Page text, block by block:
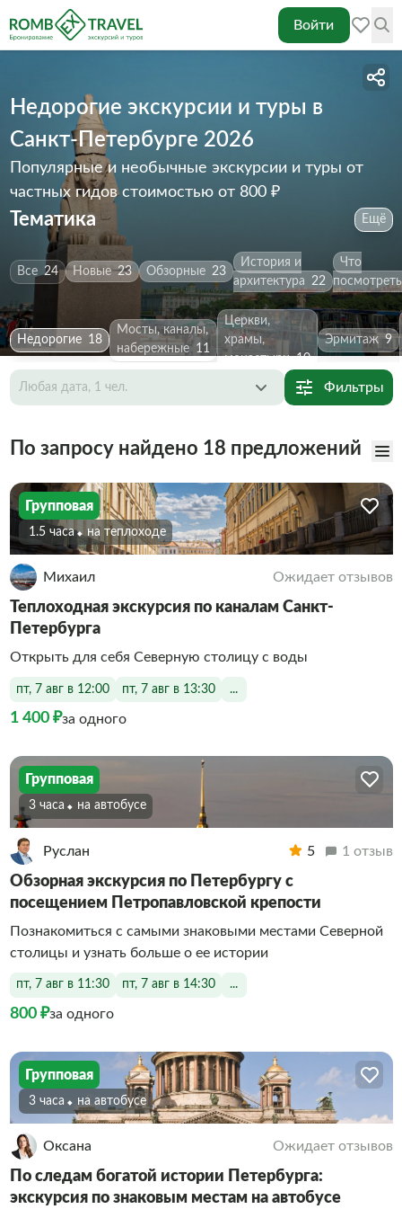
Войти
Недорогие экскурсии и туры в
Санкт-Петербурге 2026
Популярные и необычные экскурсии и туры от
частных гидовстоимостью от 800 ₽
Тематика Ещё
Все 24 Новые 23 Обзорные 23
История и
архитектура
22
Что
посмотреть
Недорогие 18
Мосты, каналы,
набережные
11
Церкви,
храмы,
монастыри 10
Эрмитаж 9
Любая дата, 1 чел. Фильтры
По запросу найдено 18 предложений
Групповая
1.5 часа На теплоходе
Михаил Ожидает отзывов
Теплоходная экскурсия по каналам Санкт-
Петербурга
Открыть для себя Северную столицу с воды
пт, 7 авг в 12:00 пт, 7 авг в 13:30 ...
1 400 ₽за одного
Групповая
3 часа На автобусе
Руслан 5 1 отзыв
Обзорная экскурсия по Петербургу с
посещением Петропавловской крепости
Познакомиться с самыми знаковыми местами Северной
столицы и узнать больше о ее истории
пт, 7 авг в 11:30 пт, 7 авг в 14:30 ...
800 ₽за одного
Групповая
3 часа На автобусе
Оксана Ожидает отзывов
По следам богатой истории Петербурга:
экскурсия по знаковым местам на автобусе